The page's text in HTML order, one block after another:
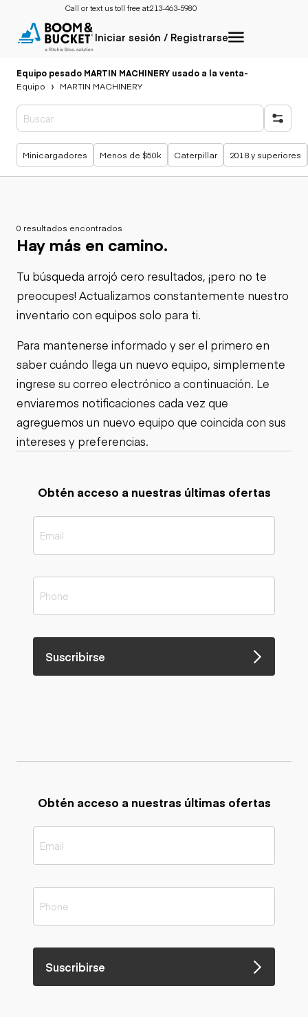
Call or text us toll free at:213-463-5980
Iniciar sesión / Registrarse
Equipo pesado MARTIN MACHINERY usado a la venta-
Equipo
MARTIN MACHINERY
Búsquedas populares
Minicargadores Menos de $50k Caterpillar 2018 y superiores
0 resultados encontrados
Hay más en camino.
Tu búsqueda arrojó cero resultados, ¡pero no te
preocupes! Actualizamos constantemente nuestro
inventario con equipos solo para ti.
Para mantenerse informado y ser el primero en
saber cuándo llega un nuevo equipo, simplemente
ingrese su correo electrónico a continuación. Le
enviaremos notificaciones cada vez que
agreguemos un nuevo equipo que coincida con sus
intereses y preferencias.
Obtén acceso a nuestras últimas ofertas
Suscribirse
Obtén acceso a nuestras últimas ofertas
Suscribirse